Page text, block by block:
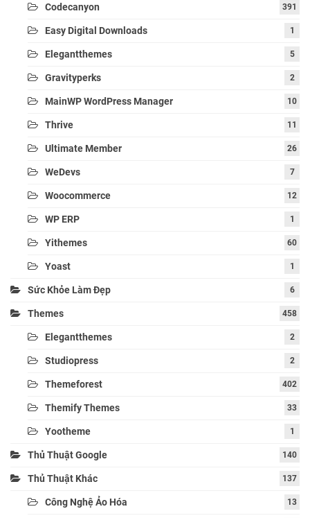
Codecanyon 391
Easy Digital Downloads 1
Elegantthemes 5
Gravityperks 2
MainWP WordPress Manager 10
Thrive 11
Ultimate Member 26
WeDevs 7
Woocommerce 12
WP ERP 1
Yithemes 60
Yoast 1
Sức Khỏe Làm Đẹp 6
Themes 458
Elegantthemes 2
Studiopress 2
Themeforest 402
Themify Themes 33
Yootheme 1
Thủ Thuật Google 140
Thủ Thuật Khác 137
Công Nghệ Ảo Hóa 13